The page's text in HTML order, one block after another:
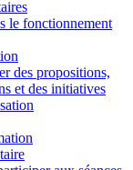
le fonctionnement
des propositions,
et des initiatives